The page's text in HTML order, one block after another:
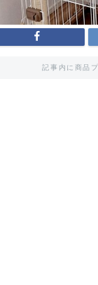
記事内に商品